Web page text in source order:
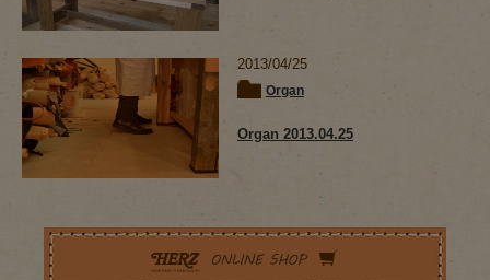
2013/04/25
Organ
Organ 2013.04.25